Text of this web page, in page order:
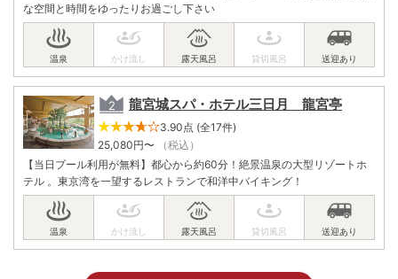
な空間と時間をゆったりお過ごし下さい
龍宮城スパ・ホテル三日月 龍宮亭
3.90点 (全17件)
25,080円〜
（税込）
【当日プール利用が無料】都心から約60分！絶景温泉の大型リゾートホ
テル 。東京湾を一望するレストランで和洋中バイキング！